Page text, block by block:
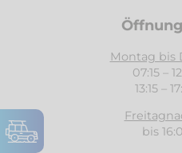
Montag bis
07:15 –
13:15 –
bis